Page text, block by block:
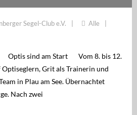
Segel-Club e.V. Alle
Start Vom 8. bis 12.
Grit als Trainerin und
in Plau am See. Übernachtet
Nach zwei